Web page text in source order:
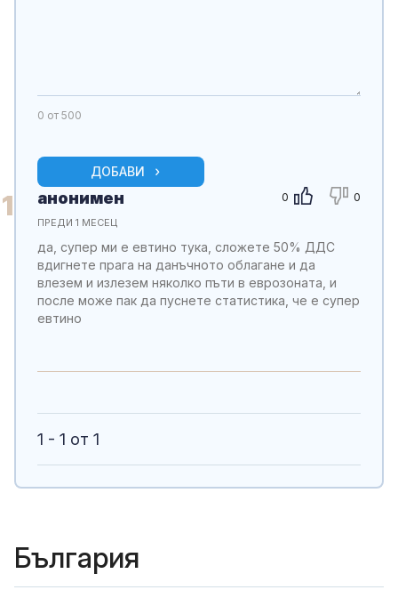
0 от 500
ДОБАВИ
1 0 0
анонимен
ПРЕДИ 1 МЕСЕЦ
да, супер ми е евтино тука, сложете 50% ДДС
вдигнете прага на данъчното облагане и да
влезем и излезем няколко пъти в еврозоната, и
после може пак да пуснете статистика, че е супер
евтино
1 - 1 от 1
България